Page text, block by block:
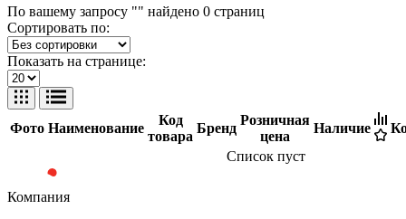
По вашему запросу "" найдено 0 страниц
Сортировать по:
Показать на странице:
Фото Наименование
Код
товара
Бренд
Розничная
цена
Наличие
Список пуст
Компания